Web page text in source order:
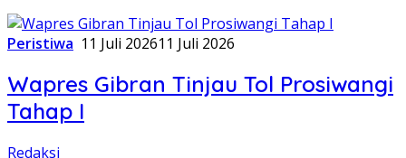
Peristiwa 11 Juli 202611 Juli 2026
Wapres Gibran Tinjau Tol Prosiwangi
Tahap I
Redaksi